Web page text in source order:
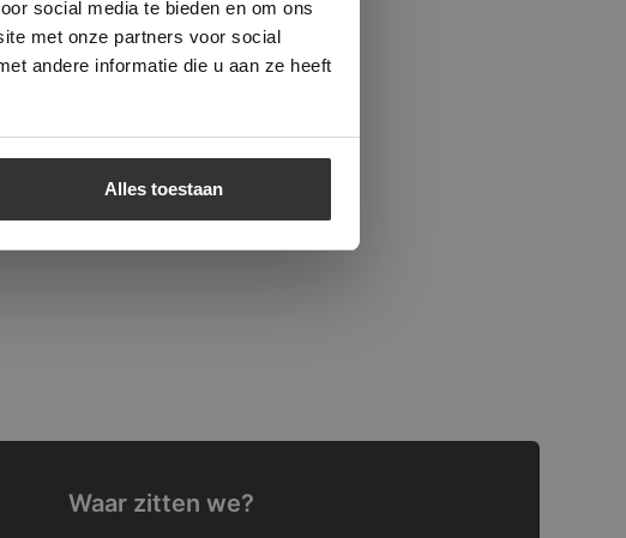
social media te bieden en om ons
met onze partners voor social
andere informatie die u aan ze heeft
Alles toestaan
Waar zitten we?